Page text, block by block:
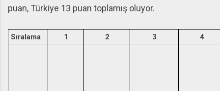
puan, Türkiye 13 puan toplamış oluyor.
Sıralama 1 2 3 4